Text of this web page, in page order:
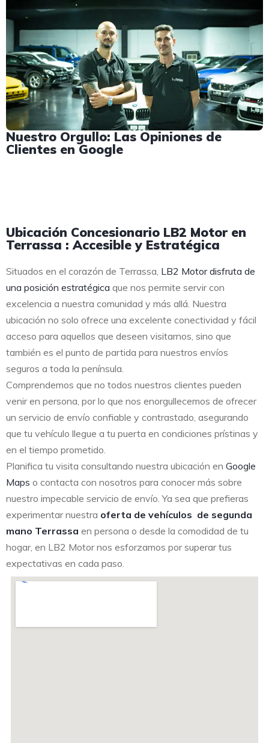
Nuestro Orgullo: Las Opiniones de
Clientes en Google
Ubicación Concesionario LB2 Motor en
Terrassa : Accesible y Estratégica
Situados en el corazón de Terrassa, LB2 Motor disfruta de
una posición estratégica que nos permite servir con
excelencia a nuestra comunidad y más allá. Nuestra
ubicación no solo ofrece una excelente conectividad y fácil
acceso para aquellos que deseen visitarnos, sino que
también es el punto de partida para nuestros envíos
seguros a toda la península.
Comprendemos que no todos nuestros clientes pueden
venir en persona, por lo que nos enorgullecemos de ofrecer
un servicio de envío confiable y contrastado, asegurando
que tu vehículo llegue a tu puerta en condiciones prístinas y
en el tiempo prometido.
Planifica tu visita consultando nuestra ubicación en Google
Maps o contacta con nosotros para conocer más sobre
nuestro impecable servicio de envío. Ya sea que prefieras
experimentar nuestra oferta de vehículos de segunda
mano Terrassa en persona o desde la comodidad de tu
hogar, en LB2 Motor nos esforzamos por superar tus
expectativas en cada paso.